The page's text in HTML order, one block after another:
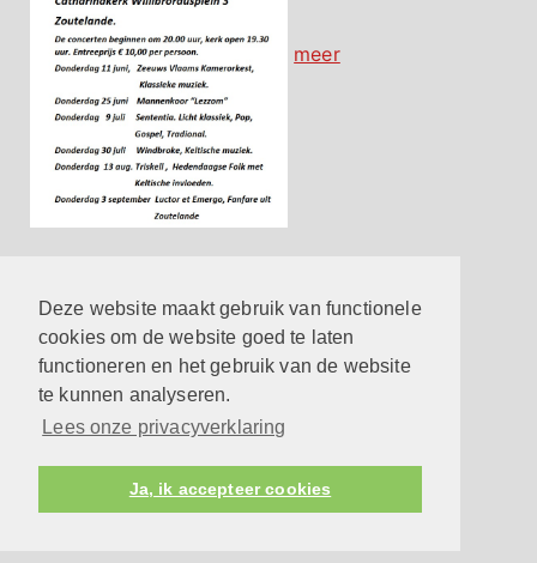
Deze website maakt gebruik van functionele
cookies om de website goed te laten
functioneren en het gebruik van de website
te kunnen analyseren.
Lees onze privacyverklaring
Ja, ik accepteer cookies
meer
Hier vind je de belangrijkste contactgegevens
meer
Reageren op een eredienst
meer